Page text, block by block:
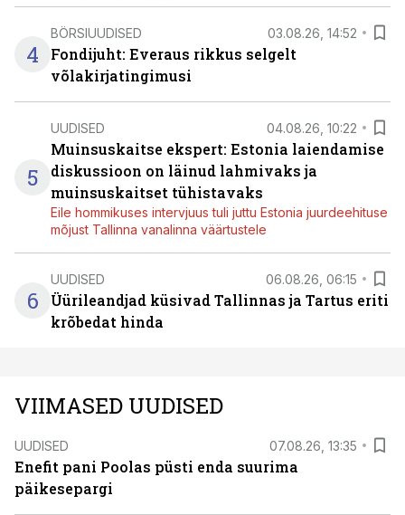
4
BÖRSIUUDISED 03.08.26, 14:52
Fondijuht: Everaus rikkus selgelt
võlakirjatingimusi
5
UUDISED 04.08.26, 10:22
Muinsuskaitse ekspert: Estonia laiendamise
diskussioon on läinud lahmivaks ja
muinsuskaitset tühistavaks
Eile hommikuses intervjuus tuli juttu Estonia juurdeehituse
mõjust Tallinna vanalinna väärtustele
6
UUDISED 06.08.26, 06:15
Üürileandjad küsivad Tallinnas ja Tartus eriti
krõbedat hinda
VIIMASED UUDISED
UUDISED 07.08.26, 13:35
Enefit pani Poolas püsti enda suurima
päikesepargi